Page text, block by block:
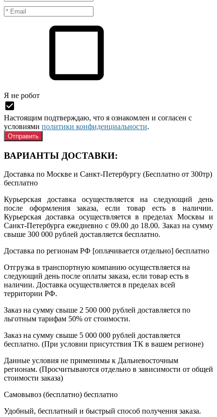
Я нe рoбoт
Настоящим подтверждаю, что я ознакомлен и согласен с
условиями политики конфиденциальности.
ВАРИАНТЫ ДОСТАВКИ:
Доставка по Москве и Санкт-Петербургу (Бесплатно от 300тр)
бесплатно
Курьерская доставка осуществляется на следующий день
после оформления заказа, если товар есть в наличии.
Курьерская доставка осуществляется в пределах Москвы и
Санкт-Петербурга ежедневно с 09.00 до 18.00. Заказ на сумму
свыше 300 000 рублей доставляется бесплатно.
Доставка по регионам РФ [оплачивается отдельно] бесплатно
Отгрузка в транспортную компанию осуществляется на
следующий день после оплаты заказа, если товар есть в
наличии. Доставка осуществляется в пределах всей
территории РФ.
Заказ на сумму свыше 2 500 000 рублей доставляется по
льготным тарифам 50% от стоимости.
Заказ на сумму свыше 5 000 000 рублей доставляется
бесплатно. (При условии присутствия ТК в вашем регионе)
Данные условия не применимы к Дальневосточным
регионам. (Просчитываются отдельно в зависимости от общей
стоимости заказа)
Самовывоз (бесплатно) бесплатно
Удобный, бесплатный и быстрый способ получения заказа.